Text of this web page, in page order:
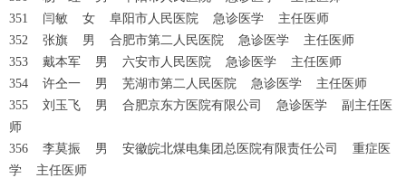
351 闫敏 女 阜阳市人民医院 急诊医学 主任医师
352 张旗 男 合肥市第二人民医院 急诊医学 主任医师
353 戴本军 男 六安市人民医院 急诊医学 主任医师
354 许仝一 男 芜湖市第二人民医院 急诊医学 主任医师
355 刘玉飞 男 合肥京东方医院有限公司 急诊医学 副主任医
师
356 李莫振 男 安徽皖北煤电集团总医院有限责任公司 重症医
学 主任医师